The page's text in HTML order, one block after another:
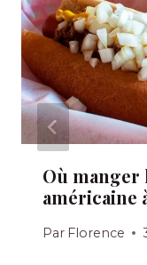
Où
américaine
Par Florence